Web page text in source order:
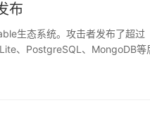
布
生态系统。攻击者发布了超过
、PostgreSQL、MongoDB等